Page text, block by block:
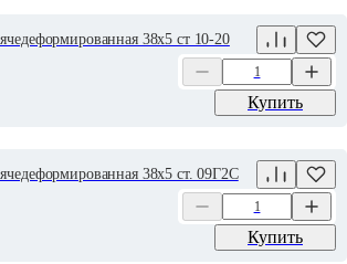
38х5 ст 10-20
Купить
38х5 ст. 09Г2С
Купить